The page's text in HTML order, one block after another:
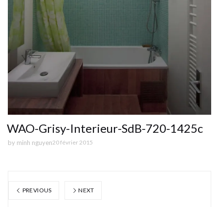
WAO-Grisy-Interieur-SdB-720-1425c
by minh nguyen20 février 2015
PREVIOUS NEXT